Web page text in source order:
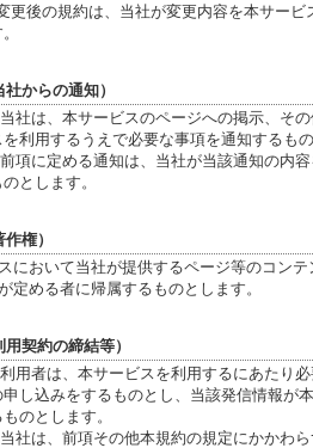
変更後の規約は、当社が変更内容を本サー
からの通知）
当社は、本サービスのページへの掲示、そ
を利用するうえで必要な事項を通知するもの
前項に定める通知は、当社が当該通知の内
のとします。
権）
において当社が提供するページ等のコン
定める者に帰属するものとします。
契約の締結等）
利用者は、本サービスを利用するにあたり
申し込みをするものとし、当該発信情報が
ものとします。
当社は、前項その他本規約の規定にかかわ